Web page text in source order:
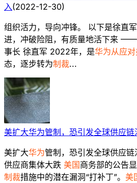
入(2022-12-30)
组织活力，导向冲锋。 以下是徐直
进，冲破险阻，有质量地活下来
事长 徐直军 2022年，是华为从应
态，逐步转为制裁...
美扩大华为管制，恐引发全球供应链
美扩大华为管制，恐引发全球供应链
供应商集体大跌 美国商务部的公告
制裁措施中的潜在漏洞“打补丁”。 美